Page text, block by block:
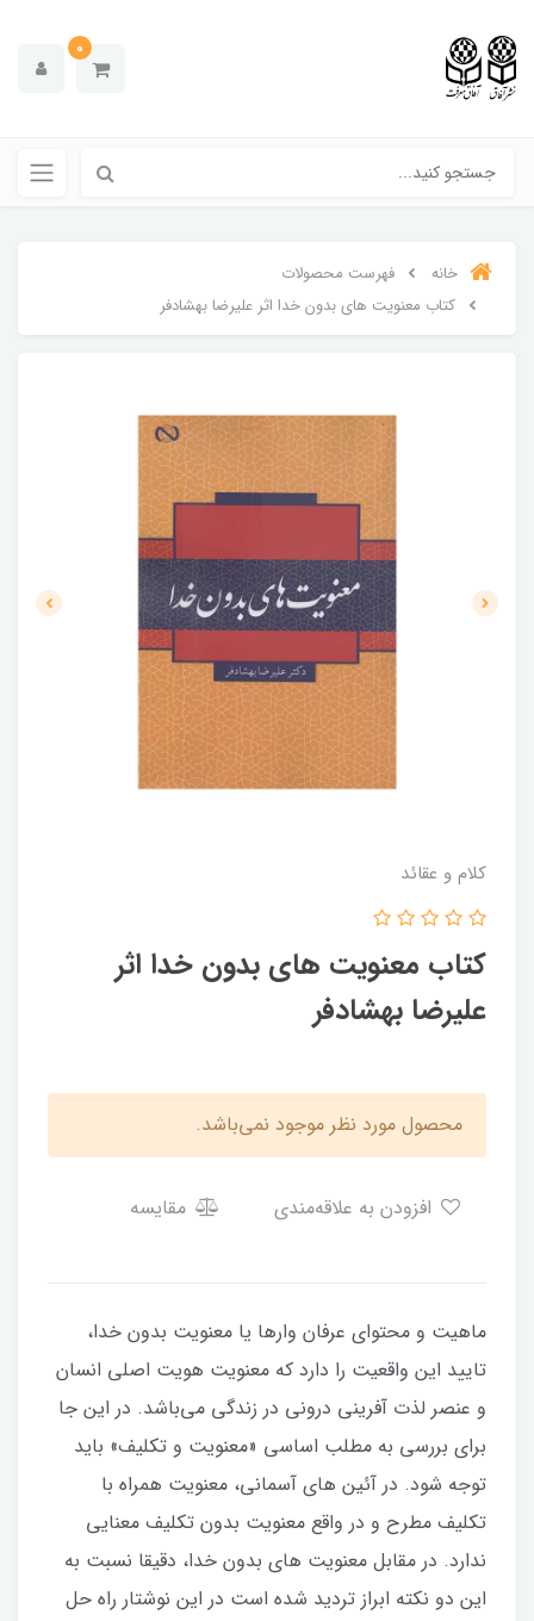
0
خانه
فهرست محصولات
کتاب معنویت های بدون خدا اثر علیرضا بهشادفر
کلام و عقائد
کتاب معنویت های بدون خدا اثر
علیرضا بهشادفر
محصول مورد نظر موجود نمی‌باشد.
مقایسه
ماهیت و محتوای عرفان وارها یا معنویت بدون خدا،
تایید این واقعیت را دارد که معنویت هویت اصلی انسان
و عنصر لذت آفرینی درونی در زندگی می‌باشد. در این جا
برای بررسی به مطلب اساسی «معنویت و تکلیف» باید
توجه شود. در آئین های آسمانی، معنویت همراه با
تکلیف مطرح و در واقع معنویت بدون تکلیف معنایی
ندارد. در مقابل معنویت های بدون خدا، دقیقا نسبت به
این دو نکته ابراز تردید شده است در این نوشتار راه حل